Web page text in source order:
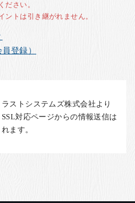
ださい。
トは引き継がれません。
登録）
ストシステムズ株式会社より
対応ページからの情報送信は
ます。